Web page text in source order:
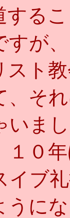
する
すが
スト
、そ
いま
１０
イブ
うに